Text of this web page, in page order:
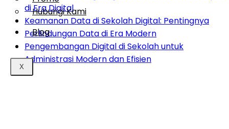
Hubungi Kami
Blog
X
di Era Digital
Keamanan Data di Sekolah Digital: Pentingnya
Perlindungan Data di Era Modern
Pengembangan Digital di Sekolah untuk
Administrasi Modern dan Efisien